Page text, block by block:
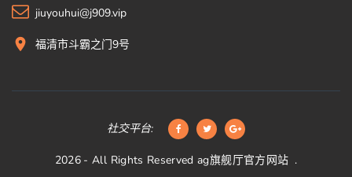
jiuyouhui@j909.vip
福清市斗霸之门9号
社交平台:
2026 - All Rights Reservedag旗舰厅官方网站 .